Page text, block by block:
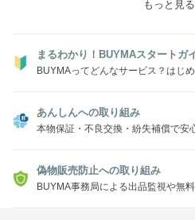
もっと見る
まるわかり！BUYMAスタートガ
BUYMAってどんなサービス？はじ
あんしんへの取り組み
本物保証・不良交換・紛失補償で安
偽物販売防止への取り組み
BUYMA事務局による出品監視や無